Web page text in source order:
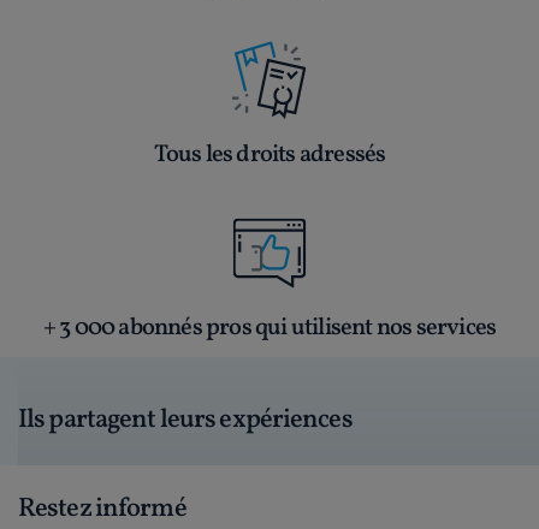
Tous les droits adressés
+ 3 000 abonnés pros qui utilisent nos services
Ils partagent leurs expériences
Restez informé